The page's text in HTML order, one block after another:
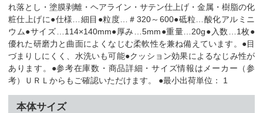
れ落とし・塗膜剥離・ヘアライン・サテン仕上げ・金属・樹脂の化
粧仕上げに●仕様…細目●粒度…＃320～600●砥粒…酸化アルミニ
ウム●サイズ…114×140mm●厚み…5mm●重量…20g●入数…1枚●
優れた研磨力と曲面によくなじむ柔軟性を兼ね備えています。●目
づまりしにくく、水洗いも可能●クッション効果によるなじみ性が
あります。●参考在庫数・商品詳細・サイズ情報はメーカー（参
考）ＵＲＬからもご確認いただけます。 ●最小出荷単位： 1
本体サイズ